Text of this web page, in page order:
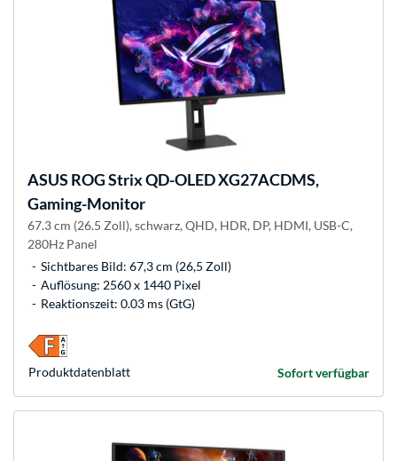
ASUS ROG Strix QD-OLED XG27ACDMS,
Gaming-Monitor
67.3 cm (26.5 Zoll), schwarz, QHD, HDR, DP, HDMI, USB-C,
280Hz Panel
Sichtbares Bild: 67,3 cm (26,5 Zoll)
Auflösung: 2560 x 1440 Pixel
Reaktionszeit: 0.03 ms (GtG)
Sofort verfügbar
Produkt­datenblatt